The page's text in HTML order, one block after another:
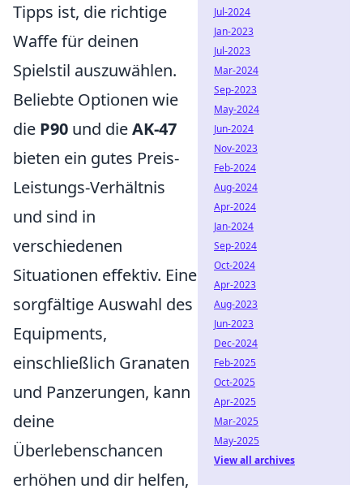
Tipps ist, die richtige
Waffe für deinen
Spielstil auszuwählen.
Beliebte Optionen wie
die P90 und dieAK-47
bieten ein gutes Preis-
Leistungs-Verhältnis
und sind in
verschiedenen
Situationen effektiv. Eine
sorgfältige Auswahl des
Equipments,
einschließlich Granaten
und Panzerungen, kann
deine
Überlebenschancen
erhöhen und dir helfen,
Jul-2024
Jan-2023
Jul-2023
Mar-2024
Sep-2023
May-2024
Jun-2024
Nov-2023
Feb-2024
Aug-2024
Apr-2024
Jan-2024
Sep-2024
Oct-2024
Apr-2023
Aug-2023
Jun-2023
Dec-2024
Feb-2025
Oct-2025
Apr-2025
Mar-2025
May-2025
View all archives